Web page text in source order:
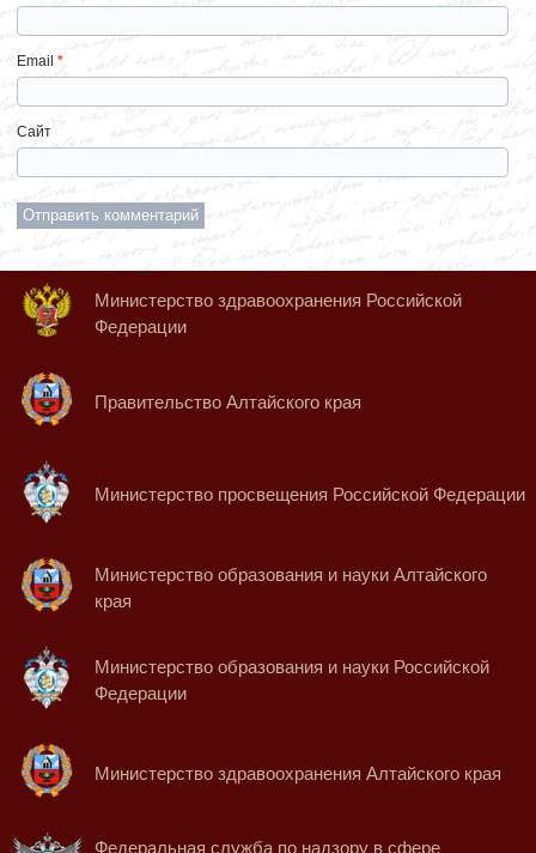
Email*
Сайт
Министерство здравоохранения Российской
Федерации
Правительство Алтайского края
Министерство просвещения Российской Федерации
Министерство образования и науки Алтайского
края
Министерство образования и науки Российской
Федерации
Министерство здравоохранения Алтайского края
Федеральная служба по надзору в сфере